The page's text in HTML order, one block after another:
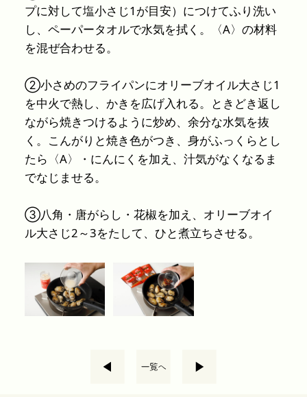
プに対して塩小さじ1が目安）につけてふり洗い
し、ペーパータオルで水気を拭く。〈A〉の材料
を混ぜ合わせる。
②小さめのフライパンにオリーブオイル大さじ1
を中火で熱し、かきを広げ入れる。ときどき返し
ながら焼きつけるように炒め、余分な水気を抜
く。こんがりと焼き色がつき、身がふっくらとし
たら〈A〉・にんにくを加え、汁気がなくなるま
でなじませる。
③八角・唐がらし・花椒を加え、オリーブオイ
ル大さじ2～3をたして、ひと煮立ちさせる。